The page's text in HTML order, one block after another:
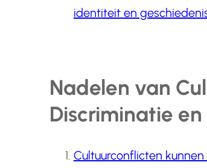
identiteit en
Nadelen van
Discriminatie
Cultuurconflicten